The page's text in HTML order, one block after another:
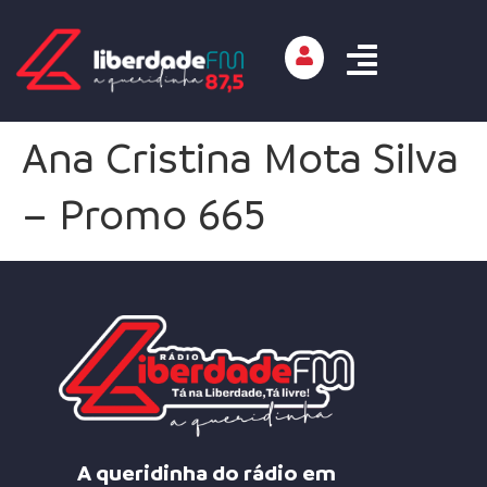
Ana Cristina Mota Silva
– Promo 665
A queridinha do rádio em